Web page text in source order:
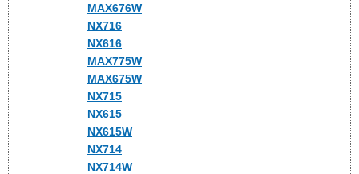
MAX676W
NX716
NX616
MAX775W
MAX675W
NX715
NX615
NX615W
NX714
NX714W